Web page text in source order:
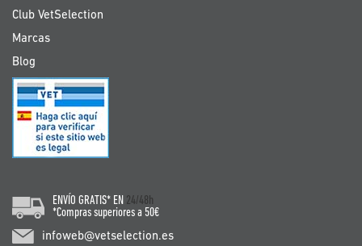
Club VetSelection
Marcas
Blog
ENVÍO GRATIS* EN 24/48h
*Compras superiores a 50€
infoweb@vetselection.es